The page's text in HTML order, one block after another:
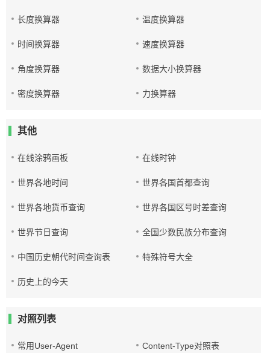
长度换算器 温度换算器
时间换算器 速度换算器
角度换算器 数据大小换算器
密度换算器 力换算器
其他
在线涂鸦画板 在线时钟
世界各地时间 世界各国首都查询
世界各地货币查询 世界各国区号时差查询
世界节日查询 全国少数民族分布查询
中国历史朝代时间查询表 特殊符号大全
历史上的今天
对照列表
常用User-Agent Content-Type对照表